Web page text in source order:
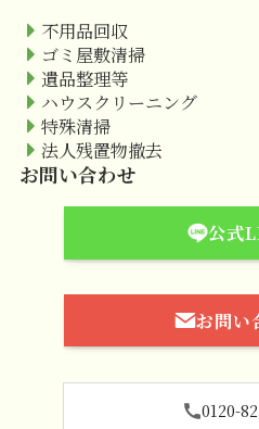
不用品回収
ゴミ屋敷清掃
遺品整理等
ハウスクリーニング
特殊清掃
法人残置物撤去
お問い合わせ
公式
お問い
0120-